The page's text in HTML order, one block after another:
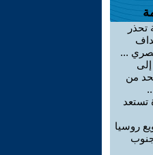
تحذر
...
يحد من
تستعد
روسيا